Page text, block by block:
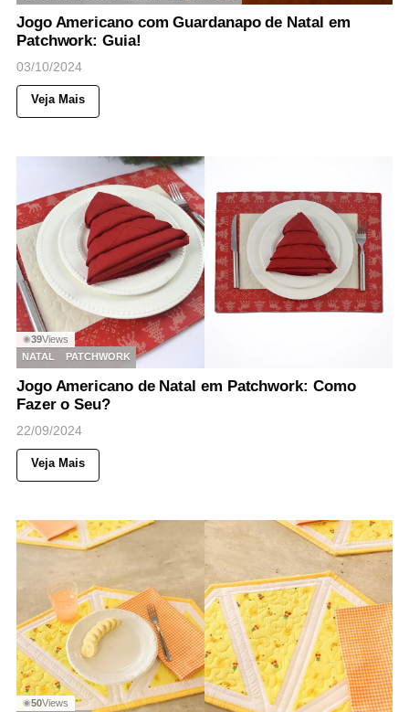
Jogo Americano com Guardanapo de Natal em
Patchwork: Guia!
03/10/2024
Veja Mais
◉39Views
NATAL
PATCHWORK
Jogo Americano de Natal em Patchwork: Como
Fazer o Seu?
22/09/2024
Veja Mais
◉50Views